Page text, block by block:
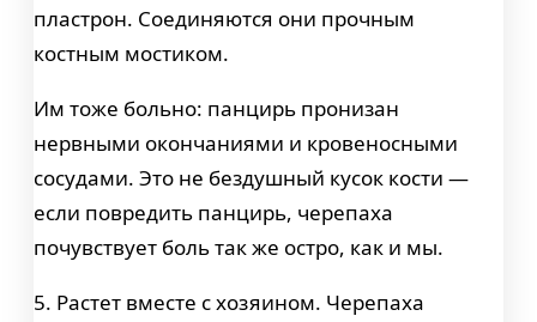
пластрон. Соединяются они прочным
костным мостиком.
Им тоже больно: панцирь пронизан
нервными окончаниями и кровеносными
сосудами. Это не бездушный кусок кости —
если повредить панцирь, черепаха
почувствует боль так же остро, как и мы.
5. Растет вместе с хозяином. Черепаха